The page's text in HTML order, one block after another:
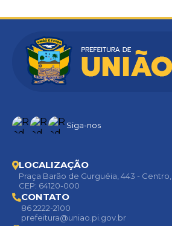
Siga-nos
LOCALIZAÇÃO
Praça Barão de Gurguéia, 443 - Centro,
CEP: 64120-000
CONTATO
86 2222-2100
prefeitura@uniao.pi.gov.br